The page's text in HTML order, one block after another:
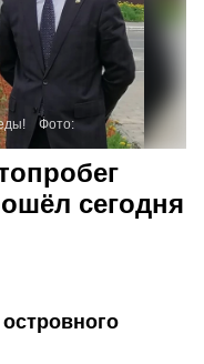
Фото:
сегодня